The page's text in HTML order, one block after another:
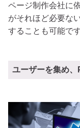
ページ制作会社に
がそれほど必要な
することも可能です
ユーザーを集め